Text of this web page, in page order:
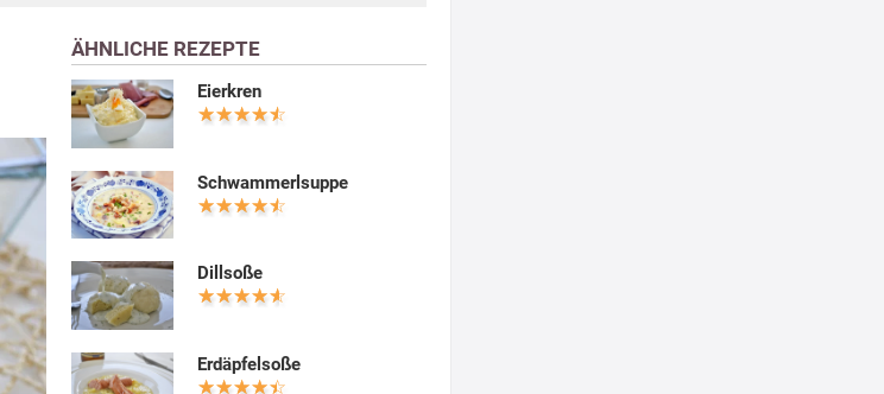
ÄHNLICHE REZEPTE
Eierkren
Schwammerlsuppe
Dillsoße
Erdäpfelsoße